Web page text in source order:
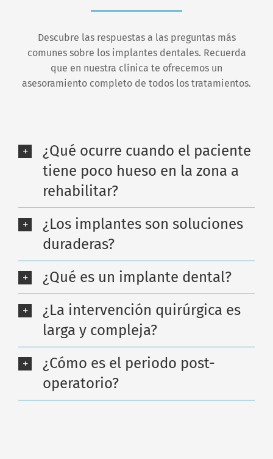
Descubre las respuestas a las preguntas más
comunes sobre los implantes dentales. Recuerda
que en nuestra clínica te ofrecemos un
asesoramiento completo de todos los tratamientos.
¿Qué ocurre cuando el paciente
tiene poco hueso en la zona a
rehabilitar?
¿Los implantes son soluciones
duraderas?
¿Qué es un implante dental?
¿La intervención quirúrgica es
larga y compleja?
¿Cómo es el periodo post-
operatorio?